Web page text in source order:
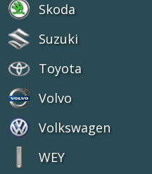
Skoda
Suzuki
Toyota
Volvo
Volkswagen
WEY